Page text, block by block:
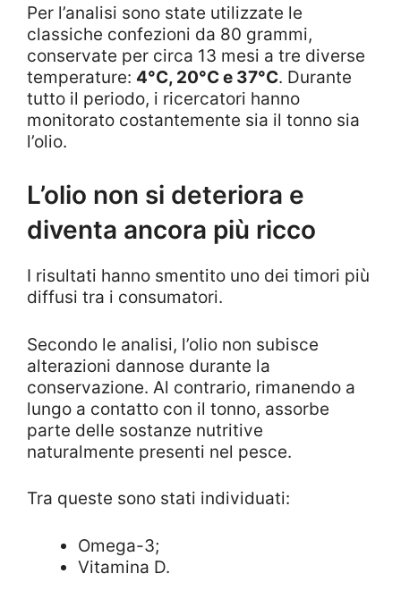
Per l’analisi sono state utilizzate le
classiche confezioni da 80 grammi,
conservate per circa 13 mesi a tre diverse
temperature: 4°C, 20°C e 37°C. Durante
tutto il periodo, i ricercatori hanno
monitorato costantemente sia il tonno sia
l’olio.
L’olio non si deteriora e
diventa ancora più ricco
I risultati hanno smentito uno dei timori più
diffusi tra i consumatori.
Secondo le analisi, l’olio non subisce
alterazioni dannose durante la
conservazione. Al contrario, rimanendo a
lungo a contatto con il tonno, assorbe
parte delle sostanze nutritive
naturalmente presenti nel pesce.
Tra queste sono stati individuati:
Omega-3;
Vitamina D.